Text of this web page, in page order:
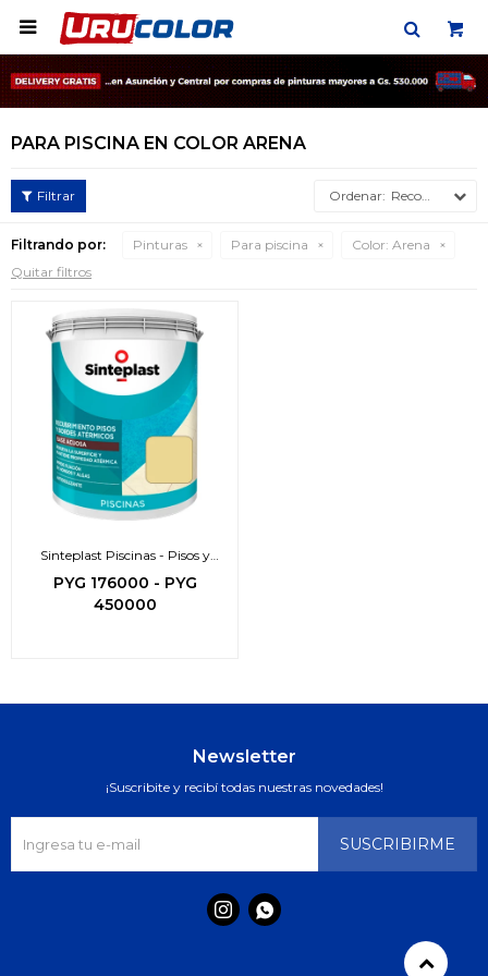

PARA PISCINA EN COLOR ARENA
Recomendados
Filtrando por: Pinturas Para piscina Color: Arena
Quitar filtros
Sinteplast Piscinas - Pisos y
bordes atérmico
PYG 176000 - PYG
450000
Newsletter
¡Suscribite y recibí todas nuestras novedades!
SUSCRIBIRME
 